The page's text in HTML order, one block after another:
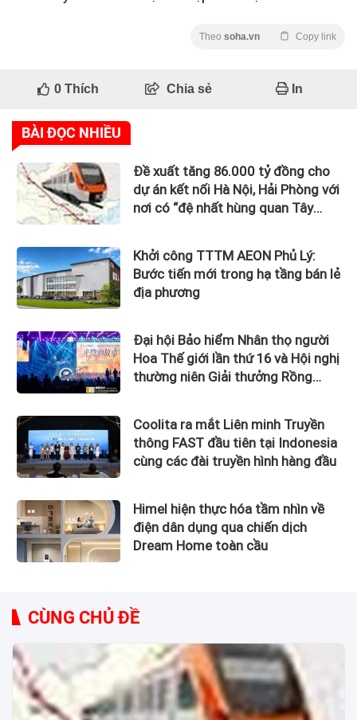
Theo soha.vn Copy link
0Thích Chia sẻ In
BÀI ĐỌC NHIỀU
Đề xuất tăng 86.000 tỷ đồng cho
dự án kết nối Hà Nội, Hải Phòng với
nơi có “đệ nhất hùng quan Tây
Khởi công TTTM AEON Phủ Lý:
Bước tiến mới trong hạ tầng bán lẻ
địa phương
Đại hội Bảo hiểm Nhân thọ người
Hoa Thế giới lần thứ 16 và Hội nghị
thường niên Giải thưởng Rồng
Coolita ra mắt Liên minh Truyền
thông FAST đầu tiên tại Indonesia
cùng các đài truyền hình hàng đầu
Himel hiện thực hóa tầm nhìn về
điện dân dụng qua chiến dịch
Dream Home toàn cầu
CÙNG CHỦ ĐỀ